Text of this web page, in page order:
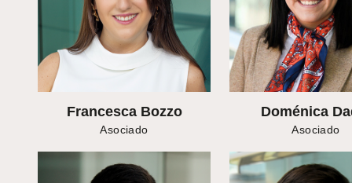
Francesca Bozzo
Asociado
Doménica
Asociado